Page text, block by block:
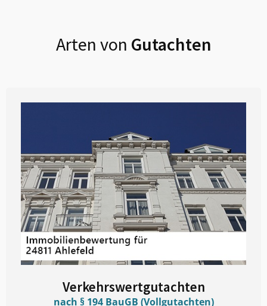
Arten von Gutachten
Verkehrswertgutachten
nach § 194 BauGB (Vollgutachten)